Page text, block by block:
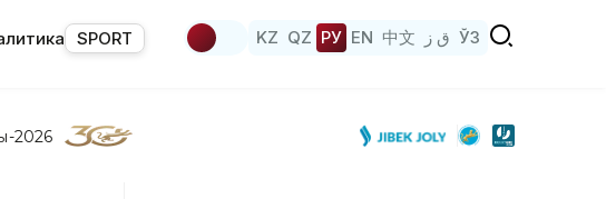
SPORT KZ QZ РУ EN 中文 ق ز ЎЗ
2026